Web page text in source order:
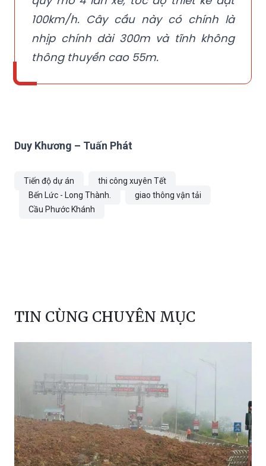
100km/h. Cây cầu này có chính là
nhịp chính dài 300m và tĩnh không
thông thuyền cao 55m.
Duy Khương – Tuấn Phát
Tiến độ dự án
thi công xuyên Tết
Bến Lức - Long Thành.
giao thông vận tải
Cầu Phước Khánh
TIN CÙNG CHUYÊN MỤC